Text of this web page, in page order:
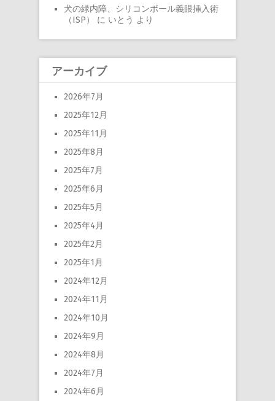
犬の緑内障、シリコンボール義眼挿入術
（ISP）
に いとう より
アーカイブ
2026年7月
2025年12月
2025年11月
2025年8月
2025年7月
2025年6月
2025年5月
2025年4月
2025年2月
2025年1月
2024年12月
2024年11月
2024年10月
2024年9月
2024年8月
2024年7月
2024年6月